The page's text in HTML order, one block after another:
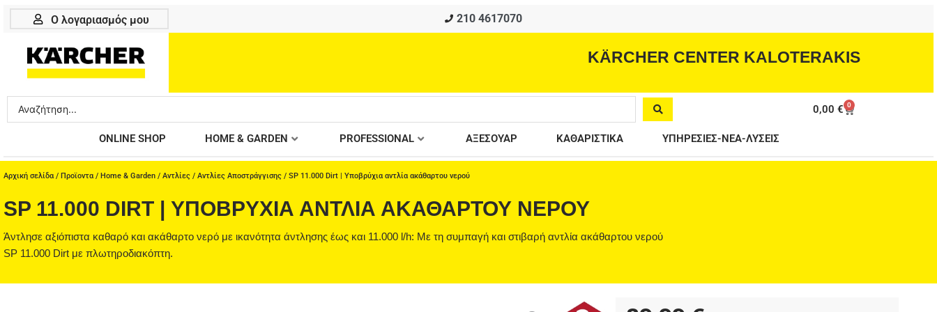
Μετάβαση
Ο λογαριασμός μου 210 4617070
KÄRCHER CENTER KALOTERAKIS
Search
...
0,00€ 0
Cart
ONLINE SHOP HOME & GARDEN PROFESSIONAL ΑΞΕΣΟΥΑΡ ΚΑΘΑΡΙΣΤΙΚΑ ΥΠΗΡΕΣΙΕΣ-ΝΕΑ-ΛΥΣΕΙΣ
Αρχική σελίδα / Προϊοντα / Home & Garden / Αντλίες / Αντλίες Αποστράγγισης / SP 11.000 Dirt | Υποβρύχια αντλία ακάθαρτου νερού
SP 11.000 DIRT | ΥΠΟΒΡΎΧΙΑ ΑΝΤΛΊΑ ΑΚΆΘΑΡΤΟΥ ΝΕΡΟΎ
Άντλησε αξιόπιστα καθαρό και ακάθαρτο νερό με ικανότητα άντλησης έως και 11.000 l/h: Με τη συμπαγή και στιβαρή αντλία ακάθαρτου νερού
SP 11.000 Dirt με πλωτηροδιακόπτη.